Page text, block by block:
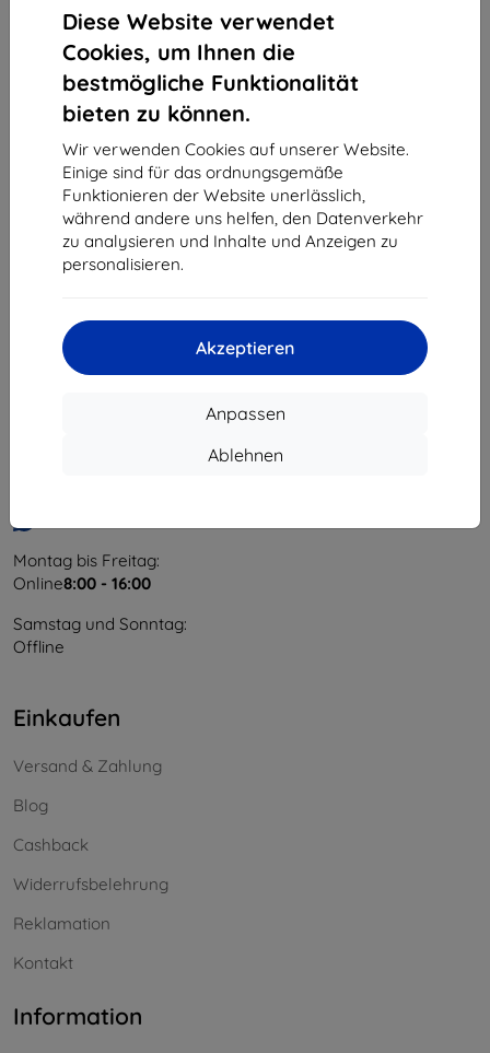
Diese Website verwendet
Cookies, um Ihnen die
bestmögliche Funktionalität
bieten zu können.
Wir verwenden Cookies auf unserer Website.
Einige sind für das ordnungsgemäße
Funktionieren der Website unerlässlich,
während andere uns helfen, den Datenverkehr
zu analysieren und Inhalte und Anzeigen zu
personalisieren.
Akzeptieren
Anpassen
Ablehnen
vom ganzen4.
Shield-Sk s.r.o.
Ulica Rudolfa Mocka 3750/2A
Unternehmens-ID:
USt-IdNr.:
SK2023549671
Montag bis Freitag:
Online8:00 - 16:00
Samstag und Sonntag:
Offline
Einkaufen
Versand & Zahlung
Blog
Cashback
Widerrufsbelehrung
Reklamation
Kontakt
Information